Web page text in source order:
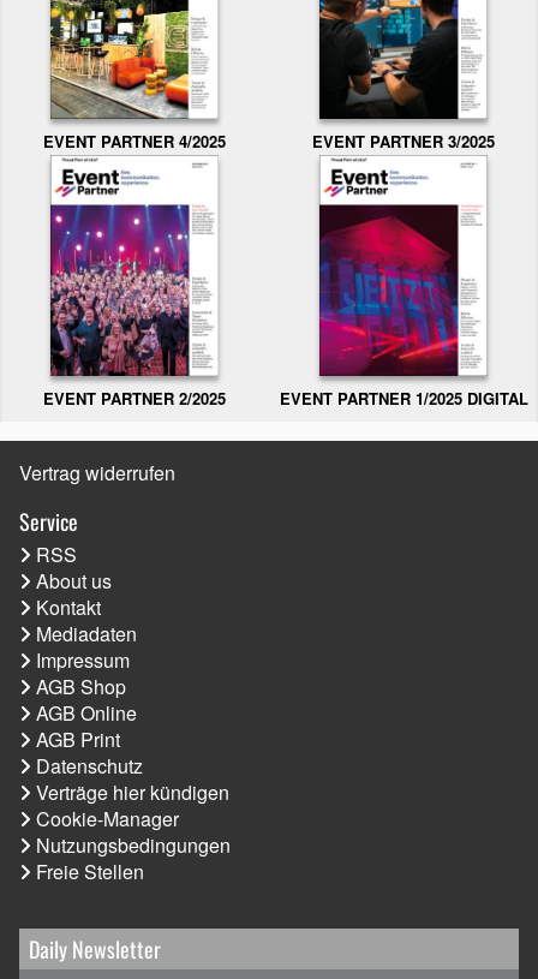
EVENT PARTNER 4/2025 EVENT PARTNER 3/2025
EVENT PARTNER 2/2025 EVENT PARTNER 1/2025 DIGITAL
Vertrag widerrufen
Service
RSS
About us
Kontakt
Mediadaten
Impressum
AGB Shop
AGB Online
AGB Print
Datenschutz
Verträge hier kündigen
Cookie-Manager
Nutzungsbedingungen
Freie Stellen
Daily Newsletter